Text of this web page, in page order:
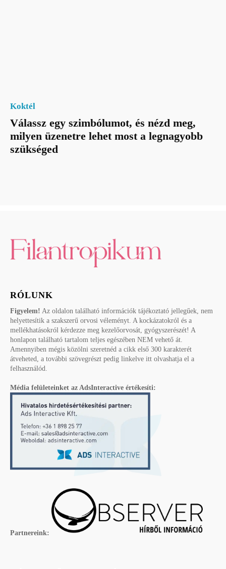
Koktél
Válassz egy szimbólumot, és nézd meg,
milyen üzenetre lehet most a legnagyobb
szükséged
RÓLUNK
Figyelem! Az oldalon található információk tájékoztató jellegűek, nem
helyettesítik a szakszerű orvosi véleményt. A kockázatokról és a
mellékhatásokról kérdezze meg kezelőorvosát, gyógyszerészét! A
honlapon található tartalom teljes egészében NEM vehető át.
Amennyiben mégis közölni szeretnéd a cikk első 300 karakterét
átveheted, a további szövegrészt pedig linkelve itt olvashatja el a
felhasználód.
Média felületeinket az AdsInteractive értékesíti:
Partnereink: